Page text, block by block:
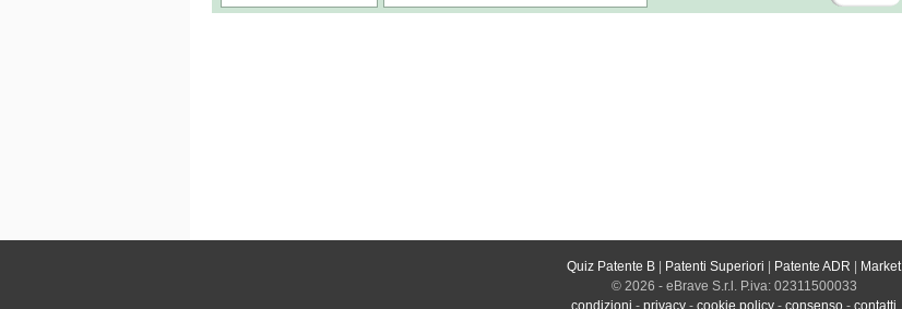
Quiz Patente B Patenti Superiori Patente ADR
Market
© 2026 - eBrave S.r.l. P.iva: 02311500033
condizioni - privacy - cookie policy - consenso - contatti